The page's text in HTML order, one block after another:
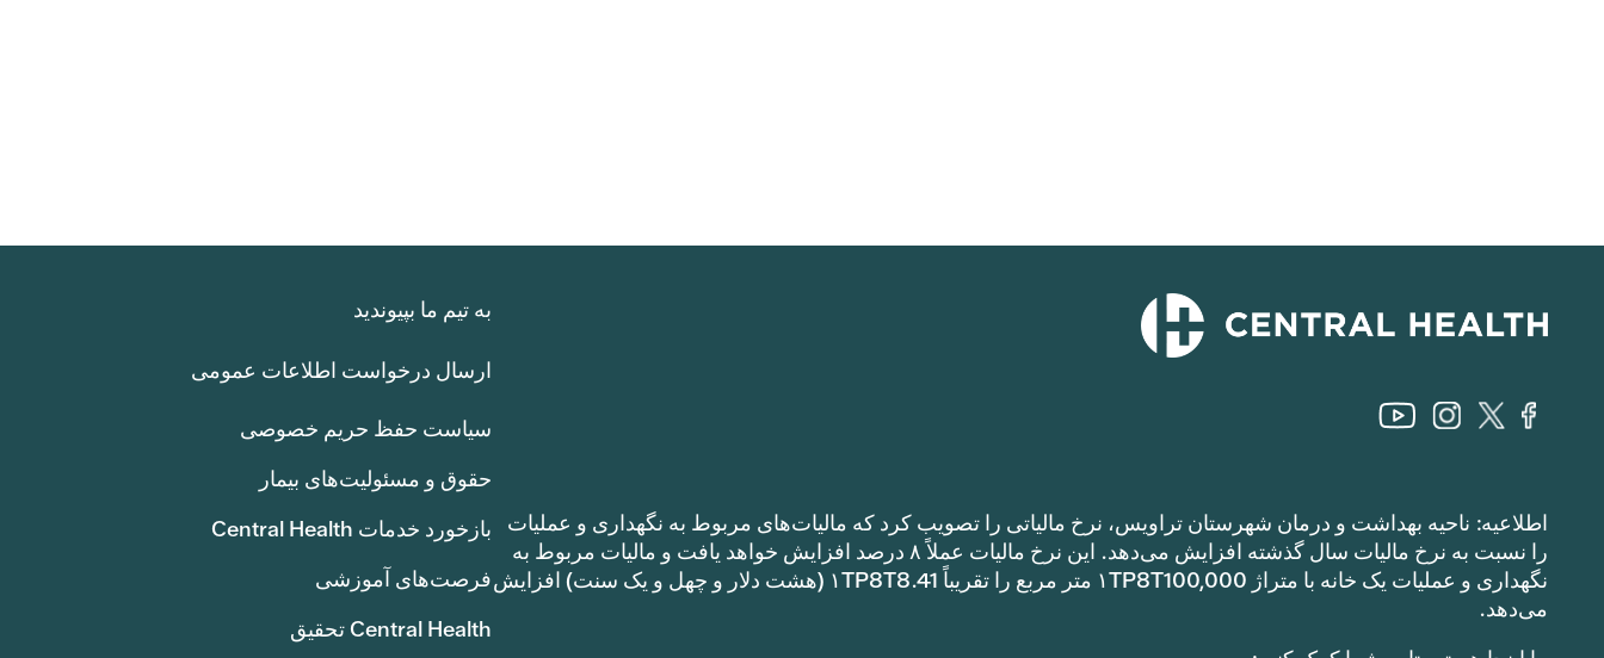
اطلاعیه: ناحیه بهداشت و درمان شهرستان تراویس، نرخ مالیاتی را تصویب کرد که مالیات‌های مربوط به نگهداری و عملیات
را نسبت به نرخ مالیات سال گذشته افزایش می‌دهد. این نرخ مالیات عملاً ۸ درصد افزایش خواهد یافت و مالیات مربوط به
نگهداری و عملیات یک خانه با متراژ ۱TP8T100,000 متر مربع را تقریباً ۱TP8T8.41 (هشت دلار و چهل و یک سنت) افزایش
می‌دهد.
به تیم ما بپیوندید
ارسال درخواست اطلاعات عمومی
سیاست حفظ حریم خصوصی
حقوق و مسئولیت‌های بیمار
بازخورد خدمات Central Health
فرصت‌های آموزشی
Central Health تحقیق